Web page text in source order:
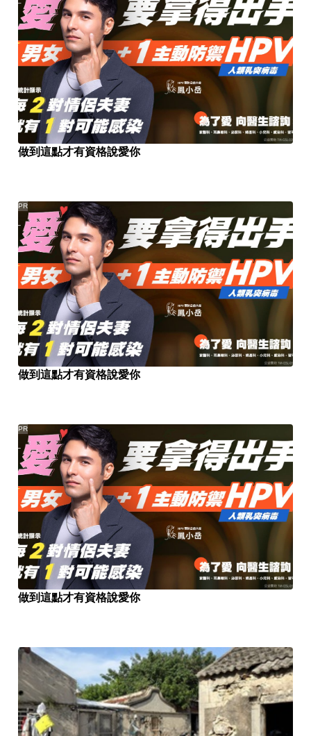
做到這點才有資格說愛你
做到這點才有資格說愛你
PR
做到這點才有資格說愛你
PR